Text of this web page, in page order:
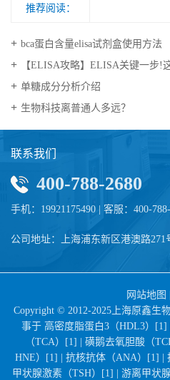
推荐阅读：
bca蛋白含量elisa试剂盒使用方法
【ELISA攻略】ELISA关键一步!这10类样品
​单糖成分分析介绍
生物科技离普通人多远？
联系我们
400-788-2680
手机：19921175490 | 客服：400-
公司地址：上海浦东新区港澳路271
网站地图
Copyright © 2012-2025上海原鑫生
事于 高密度脂蛋白3（HDL3）[1] |
（TCA）[1] | 磺鹅去氧胆酸（
HNE）[1] | 抗核抗体（ANA）[1] |
甲状腺激素（TSH）[1] | 游离甲状